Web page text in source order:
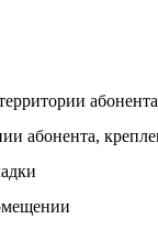
абонента,